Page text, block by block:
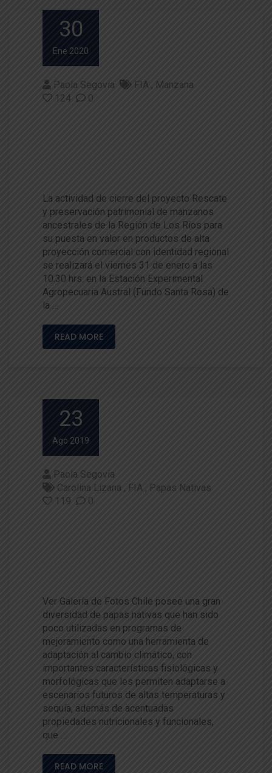
30
Ene 2020
Paola Segovia FIA
Manzana
124
0
La actividad de cierre del proyecto Rescate
y preservación patrimonial de manzanos
ancestrales de la Región de Los Ríos para
su puesta en valor en productos de alta
proyección comercial con identidad regional
se realizará el viernes 31 de enero a las
10.30 hrs. en la Estación Experimental
Agropecuaria Austral (Fundo Santa Rosa) de
la …
READ MORE
23
Ago 2019
Paola Segovia
Carolina Lizana
FIA
Papas Nativas
119
0
Ver Galería de Fotos Chile posee una gran
diversidad de papas nativas que han sido
poco utilizadas en programas de
mejoramiento como una herramienta de
adaptación al cambio climático, con
importantes características fisiológicas y
morfológicas que les permiten adaptarse a
escenarios futuros de altas temperaturas y
sequía, además de acentuadas
propiedades nutricionales y funcionales,
que …
READ MORE